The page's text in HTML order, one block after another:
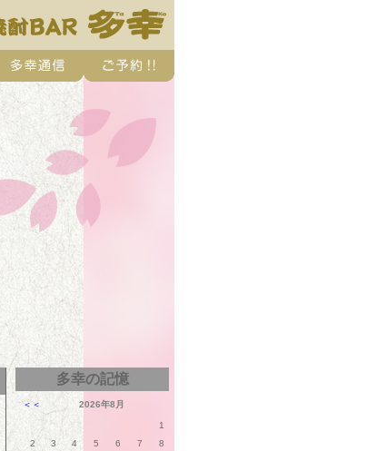
多幸の記憶
＜＜ 2026年8月
1
2
3 4 5 6 7
8